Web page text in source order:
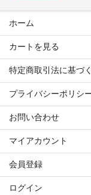
ホーム
カートを見る
特定商取引法に基づ
プライバシーポリシ
お問い合わせ
マイアカウント
会員登録
ログイン